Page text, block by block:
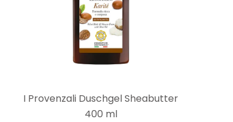
I Provenzali Duschgel Sheabutter
400 ml